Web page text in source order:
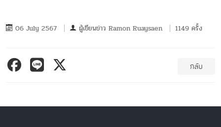
06 July 2567 ผู้เขียนข่าว Ramon Ruaysaen 1149 ครั้ง
กลับ